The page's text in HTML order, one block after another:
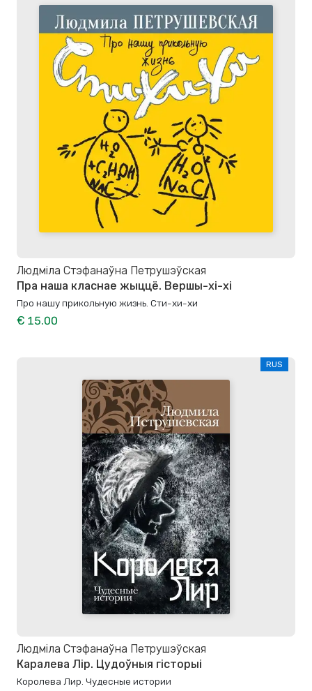
Людміла Стэфанаўна Петрушэўская
Пра наша класнае жыццё. Вершы-хі-хі
Про нашу прикольную жизнь. Сти-хи-хи
€ 15.00
RUS
Людміла Стэфанаўна Петрушэўская
Каралева Лір. Цудоўныя гісторыі
Королева Лир. Чудесные истории